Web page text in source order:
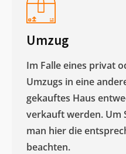
Umzug
Im Falle eines privat
Umzugs in eine
gekauftes Haus
verkauft werden. Um
man hier die
beachten.